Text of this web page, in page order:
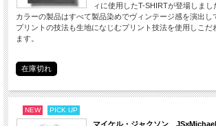
ィに使用したT-SHIRTが登場しまし
カラーの製品はすべて製品染めでヴィンテージ感を演出し
プリントの技法も生地になじむプリント技法を使用しこだ
ます。
在庫切れ
NEW PICK UP
マイケル・ジャクソン